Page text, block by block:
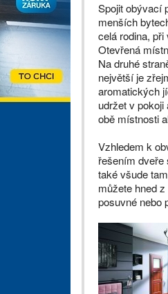
Spojit obývací
menších
celá rodina,
Otevřená
Na druhé
největší je
aromatických
udržet v
obě místnosti
Vzhledem k
řešením dveře
také všude
můžete hned
posuvné nebo